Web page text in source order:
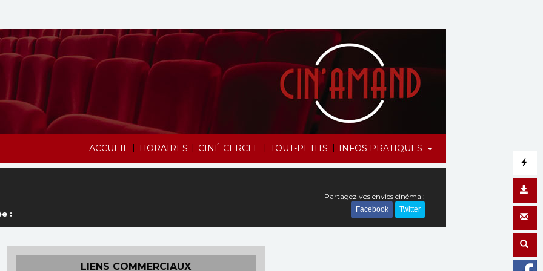
ACCUEIL | HORAIRES | CINÉ CERCLE | TOUT-PETITS | INFOS PRATIQUES
:
Partagez vos envies cinéma :
Facebook Twitter
LIENS COMMERCIAUX